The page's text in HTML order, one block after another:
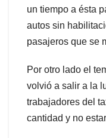
un tiempo a ésta
autos sin
pasajeros que se
Por otro lado el
volvió a salir a la
trabajadores del
cantidad y no